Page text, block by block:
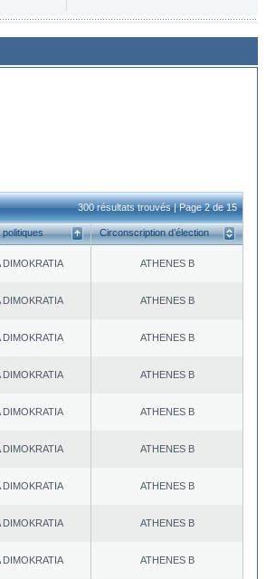
300 résultats trouvés | Page 2 de 15
politiques Circonscription d’élection
DΙMOKRATIA ATHENES Β
DΙMOKRATIA ATHENES Β
DΙMOKRATIA ATHENES Β
DΙMOKRATIA ATHENES Β
DΙMOKRATIA ATHENES Β
DΙMOKRATIA ATHENES Β
DΙMOKRATIA ATHENES Β
DΙMOKRATIA ATHENES Β
DΙMOKRATIA ATHENES Β